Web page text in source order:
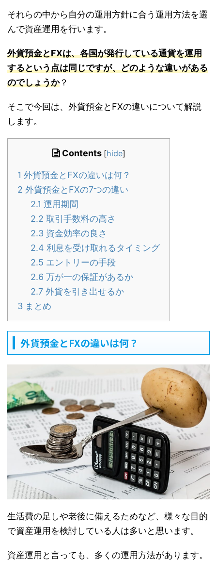
それらの中から自分の運用方針に合う運用方法を選
んで資産運用を行います。
外貨預金とFXは、各国が発行している通貨を運用
するという点は同じですが、どのような違いがある
のでしょうか？
そこで今回は、外貨預金とFXの違いについて解説
します。
Contents [hide]
1 外貨預金とFXの違いは何？
2 外貨預金とFXの7つの違い
2.1 運用期間
2.2 取引手数料の高さ
2.3 資金効率の良さ
2.4 利息を受け取れるタイミング
2.5 エントリーの手段
2.6 万が一の保証があるか
2.7 外貨を引き出せるか
3 まとめ
外貨預金とFXの違いは何？
生活費の足しや老後に備えるためなど、様々な目的
で資産運用を検討している人は多いと思います。
資産運用と言っても、多くの運用方法があります。